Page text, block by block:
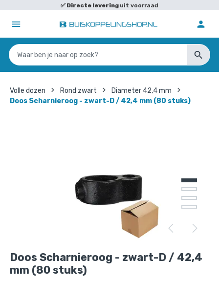
✅Directe levering uit voorraad
Volle dozen Rond zwart
Diameter 42,4 mm
Doos Scharnieroog - zwart-D / 42,4 mm (80 stuks)
Doos Scharnieroog - zwart-D / 42,4
mm (80 stuks)
Doos Scharnieroog - zwart-D / 42,4 mm